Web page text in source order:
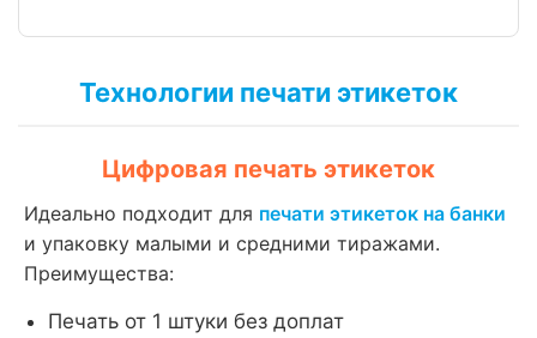
Технологии печати этикеток
Цифровая печать этикеток
Идеально подходит для печати этикеток на банки
и упаковку малыми и средними тиражами.
Преимущества:
Печать от 1 штуки без доплат